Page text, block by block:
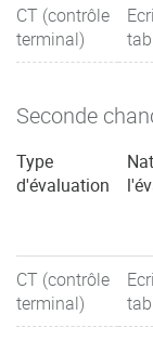
CT (contrôle
terminal)
Seconde
Type
d'évaluation
CT (contrôle
terminal)